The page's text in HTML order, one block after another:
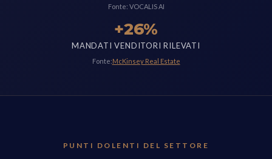
Fonte: VOCALIS AI
+26%
MANDATI VENDITORI RILEVATI
Fonte:McKinsey Real Estate
PUNTI DOLENTI DEL SETTORE